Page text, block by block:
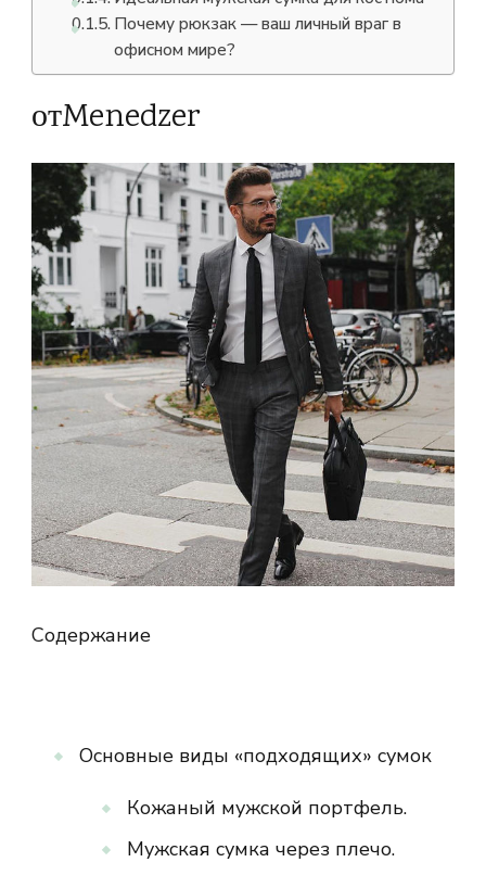
Почему рюкзак — ваш личный враг в
офисном мире?
отMenedzer
Содержание
Основные виды «подходящих» сумок
Кожаный мужской портфель.
Мужская сумка через плечо.